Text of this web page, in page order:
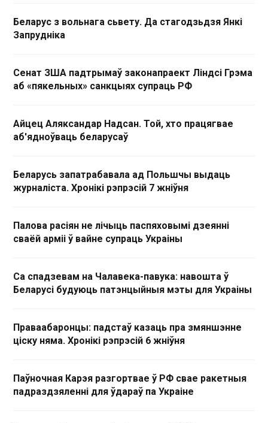
Беларус з вольнага сьвету. Да стагодзьдзя Янкі
Запрудніка
Сенат ЗША падтрымаў законапраект Ліндсі Грэма
аб «пякельных» санкцыях супраць РФ
Айцец Аляксандар Надсан. Той, хто працягвае
аб'ядноўваць беларусаў
Беларусь запатрабавала ад Польшчы выдаць
журналіста. Хронікі рэпрэсій 7 жніўня
Палова расіян не лічыць паспяховымі дзеянні
сваёй арміі ў вайне супраць Украіны
Са спадзевам на Чалавека-павука: навошта ў
Беларусі будуюць патэнцыйныя мэты для Украіны
Праваабаронцы: падстаў казаць пра змяншэнне
ціску няма. Хронікі рэпрэсій 6 жніўня
Паўночная Карэя разгортвае ў РФ свае ракетныя
падраздзяленні для ўдараў па Украіне